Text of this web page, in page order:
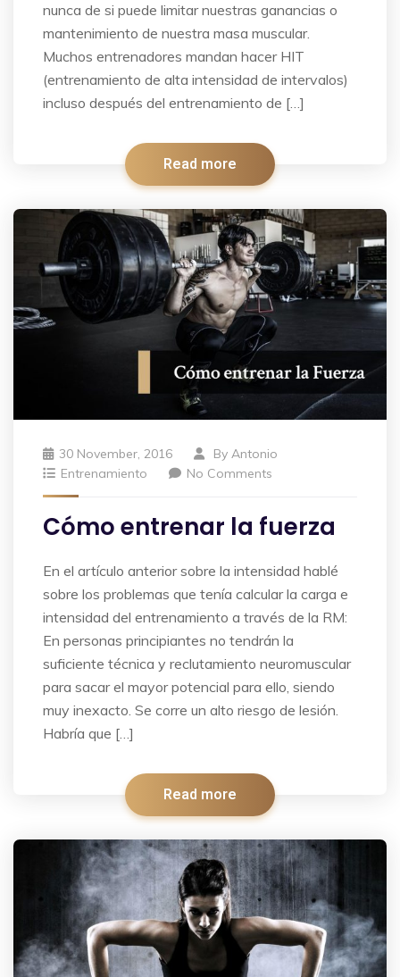
nunca de si puede limitar nuestras ganancias o
mantenimiento de nuestra masa muscular.
Muchos entrenadores mandan hacer HIT
(entrenamiento de alta intensidad de intervalos)
incluso después del entrenamiento de […]
Read more
30 November, 2016 By Antonio
Entrenamiento
No Comments
Cómo entrenar la fuerza
En el artículo anterior sobre la intensidad hablé
sobre los problemas que tenía calcular la carga e
intensidad del entrenamiento a través de la RM:
En personas principiantes no tendrán la
suficiente técnica y reclutamiento neuromuscular
para sacar el mayor potencial para ello, siendo
muy inexacto. Se corre un alto riesgo de lesión.
Habría que […]
Read more